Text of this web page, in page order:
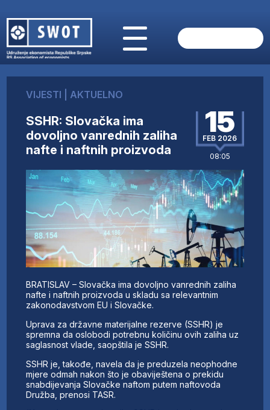
O NAMA
AKTUELNO
ANALIZE
KOMPANIJE
IZ STRANIH MEDIJA
AKTIVNOSTI
SWOT INTERVJU
UČLANI SE
KONTAKT
VIJESTI AKTUELNO
SSHR: Slovačka ima
dovoljno vanrednih zaliha
nafte i naftnih proizvoda
15
FEB 2026
08:05
BRATISLAV – Slovačka ima dovoljno vanrednih zaliha
nafte i naftnih proizvoda u skladu sa relevantnim
zakonodavstvom EU i Slovačke.
Uprava za državne materijalne rezerve (SSHR) je
spremna da oslobodi potrebnu količinu ovih zaliha uz
saglasnost vlade, saopštila je SSHR.
SSHR je, takođe, navela da je preduzela neophodne
mjere odmah nakon što je obaviještena o prekidu
snabdijevanja Slovačke naftom putem naftovoda
Družba, prenosi TASR.